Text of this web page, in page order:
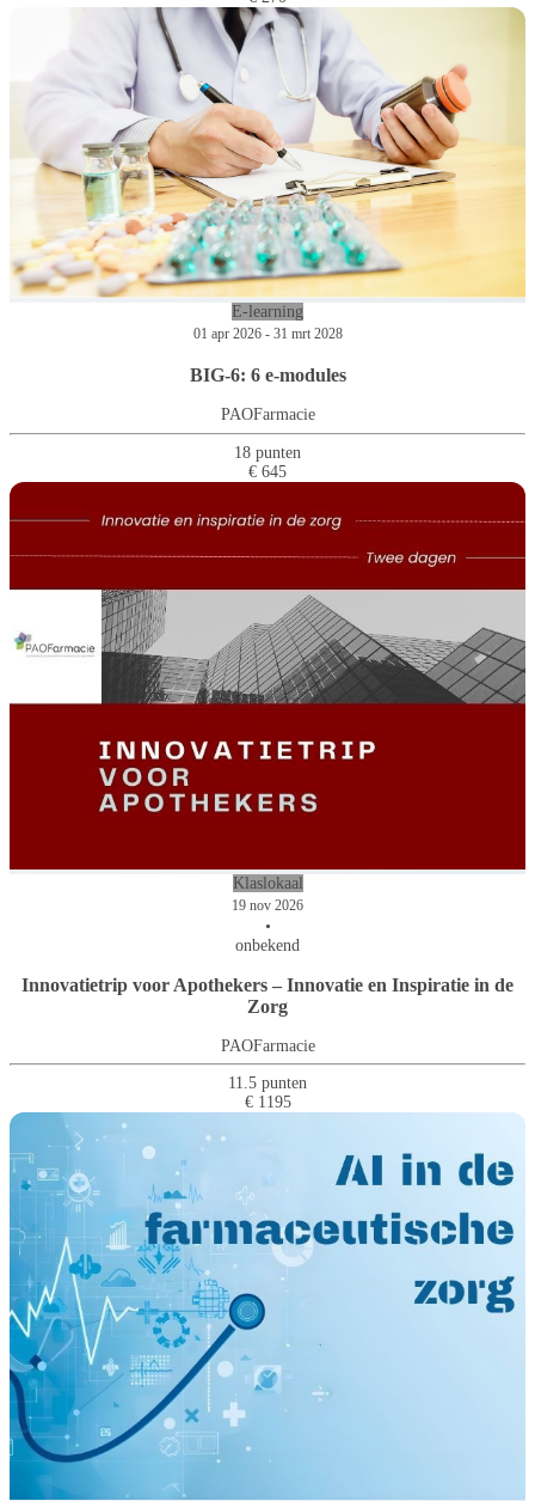
E-learning
01 apr 2026 - 31 mrt 2028
BIG-6: 6 e-modules
PAOFarmacie
18 punten
€ 645
Klaslokaal
19 nov 2026
•
onbekend
Innovatietrip voor Apothekers – Innovatie en Inspiratie in de
Zorg
PAOFarmacie
11.5 punten
€ 1195